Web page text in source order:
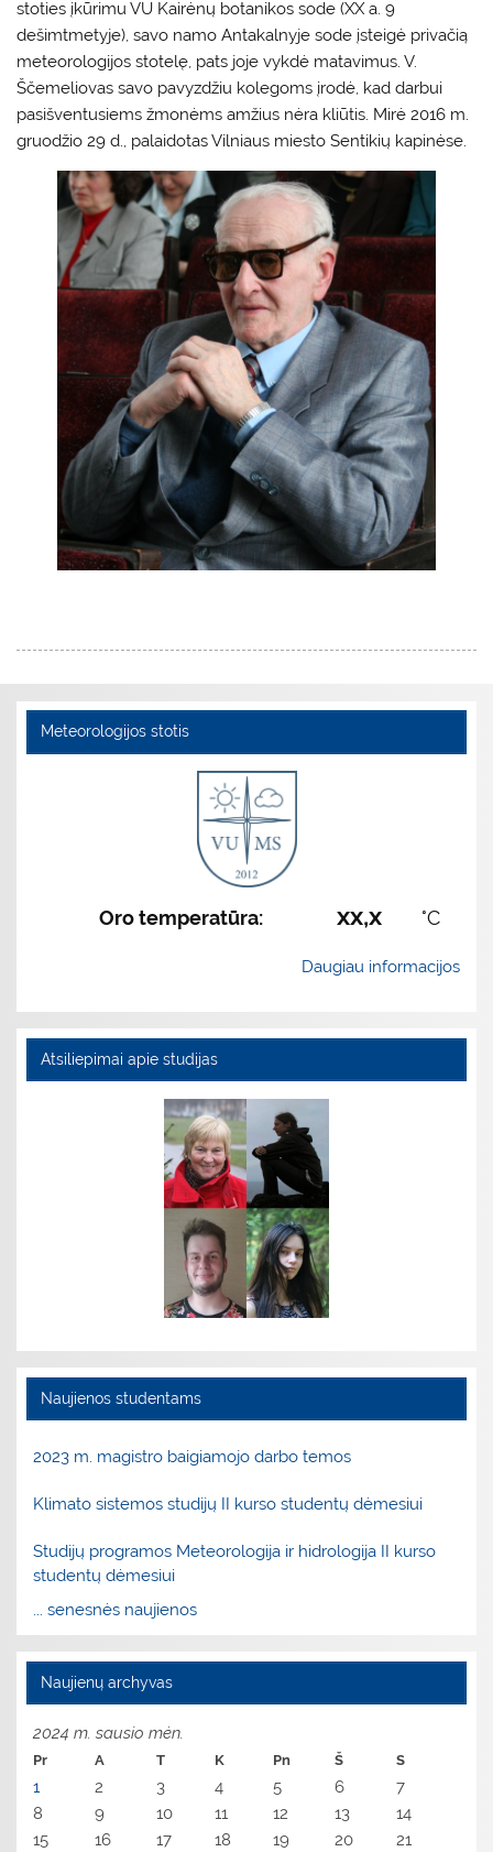
stoties įkūrimu VU Kairėnų botanikos sode (XX a. 9
dešimtmetyje), savo namo Antakalnyje sode įsteigė privačią
meteorologijos stotelę, pats joje vykdė matavimus. V.
Ščemeliovas savo pavyzdžiu kolegoms įrodė, kad darbui
pasišventusiems žmonėms amžius nėra kliūtis. Mirė 2016 m.
gruodžio 29 d., palaidotas Vilniaus miesto Sentikių kapinėse.
Meteorologijos stotis
Oro temperatūra: xx,x °C
Daugiau informacijos
Atsiliepimai apie studijas
Naujienos studentams
2023 m. magistro baigiamojo darbo temos
Klimato sistemos studijų II kurso studentų dėmesiui
Studijų programos Meteorologija ir hidrologija II kurso
studentų dėmesiui
... senesnės naujienos
Naujienų archyvas
2024 m. sausio mėn.
Pr A T K Pn Š S
1 2 3 4 5 6
7
8
9 10 11 12 13
14
15
16 17 18 19 20
21